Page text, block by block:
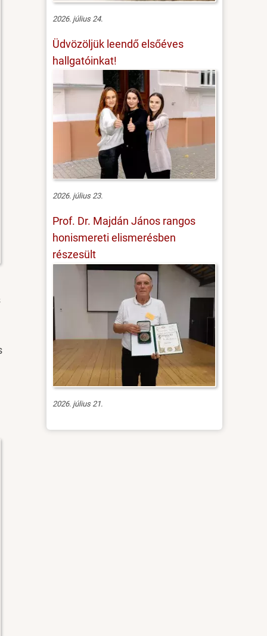
2026. július 24.
Üdvözöljük leendő elsőéves
hallgatóinkat!
2026. július 23.
Prof. Dr. Majdán János rangos
honismereti elismerésben
részesült
2026. július 21.